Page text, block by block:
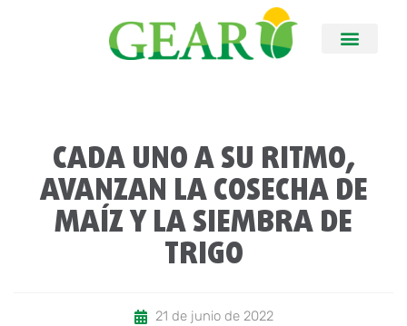
CADA UNO A SU RITMO,
AVANZAN LA COSECHA DE
MAÍZ Y LA SIEMBRA DE
TRIGO
21 de junio de 2022